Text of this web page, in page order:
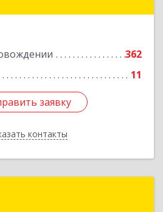
362
11
заявку
контакты
Подробнее
заявку
Назад